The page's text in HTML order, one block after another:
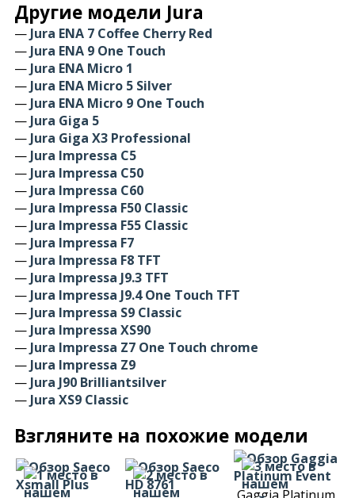
Другие модели Jura
— Jura ENA 7 Coffee Cherry Red
— Jura ENA 9 One Touch
— Jura ENA Micro 1
— Jura ENA Micro 5 Silver
— Jura ENA Micro 9 One Touch
— Jura Giga 5
— Jura Giga X3 Professional
— Jura Impressa C5
— Jura Impressa C50
— Jura Impressa C60
— Jura Impressa F50 Classic
— Jura Impressa F55 Classic
— Jura Impressa F7
— Jura Impressa F8 TFT
— Jura Impressa J9.3 TFT
— Jura Impressa J9.4 One Touch TFT
— Jura Impressa S9 Classic
— Jura Impressa XS90
— Jura Impressa Z7 One Touch chrome
— Jura Impressa Z9
— Jura J90 Brilliantsilver
— Jura XS9 Classic
Взгляните на похожие модели